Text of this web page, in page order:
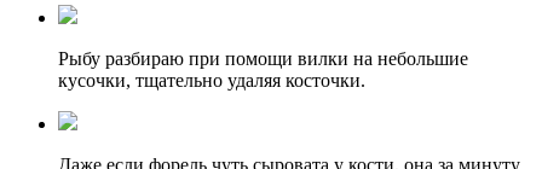
Рыбу разбираю при помощи вилки на небольшие
кусочки, тщательно удаляя косточки.